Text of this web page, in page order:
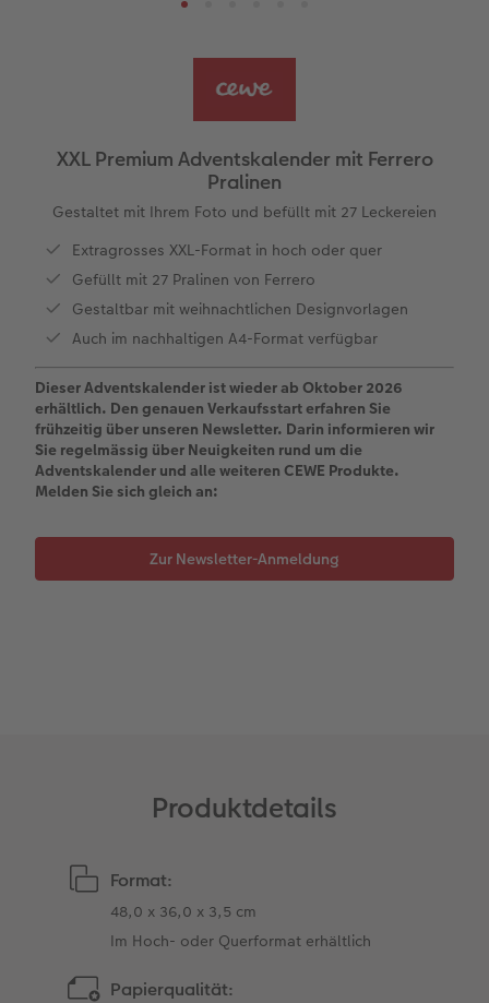
Personalisierter Schuber
CEWE FOTOBUCH Kids
Einband mit Leder und Leinen
Bestellwege
Webinare
Kundenbeispiele
Kundengeschichten
Coffeetable Book «Art Collection»
Nature Prints
Fotosets
Fotosticker
Passfotos
Zubehör
Photo Streetmap Poster
Acrylglas
Foto auf Holz
Gallery Print
Hartschaum
Mehrteiler
Wandgestaltung
Weitere Anlässe
Fotokarten
Postkarten
Haustiere
Faber-Castell
Foto-Geschenkbox
Geschenkidee
CEWE Geschenkgutschein
Foto-Leckerlidose
Neuheiten
Silikonhüllen
Lederhüllen
Holzhülle
Mit Design
Wandkalender mit Design
Wandkalender A4 Panorama
Wandkalender A3
Zubehör
Sofortgrusskarten
Sofortcollagen
Mehrteilige Sofortfotos
Filiale finden
Zum Geburtstag
Geschenke zum Abschied
Fotogeschenke zum Osterfest
für den JGA
Fotowettbewerbe
Kundengeschichten
XXL Premium Adventskalender mit Ferrero
Pralinen
Gestaltet mit Ihrem Foto und befüllt mit 27 Leckereien
Extragrosses XXL-Format in hoch oder quer
Gefüllt mit 27 Pralinen von Ferrero
Gestaltbar mit weihnachtlichen Designvorlagen
Auch im nachhaltigen A4-Format verfügbar
Dieser Adventskalender ist wieder ab Oktober 2026
erhältlich. Den genauen Verkaufsstart erfahren Sie
frühzeitig über unseren Newsletter. Darin informieren wir
Sie regelmässig über Neuigkeiten rund um die
Adventskalender und alle weiteren CEWE Produkte.
Melden Sie sich gleich an:
Zur Newsletter-Anmeldung
Produktdetails
Format:
48,0 x 36,0 x 3,5 cm
Im Hoch- oder Querformat erhältlich
Papierqualität: